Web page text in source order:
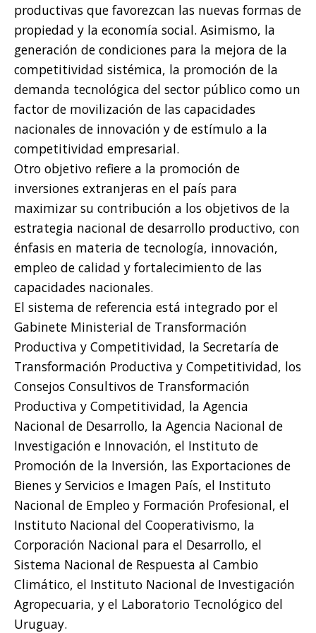
productivas que favorezcan las nuevas formas de
propiedad y la economía social. Asimismo, la
generación de condiciones para la mejora de la
competitividad sistémica, la promoción de la
demanda tecnológica del sector público como un
factor de movilización de las capacidades
nacionales de innovación y de estímulo a la
competitividad empresarial.
Otro objetivo refiere a la promoción de
inversiones extranjeras en el país para
maximizar su contribución a los objetivos de la
estrategia nacional de desarrollo productivo, con
énfasis en materia de tecnología, innovación,
empleo de calidad y fortalecimiento de las
capacidades nacionales.
El sistema de referencia está integrado por el
Gabinete Ministerial de Transformación
Productiva y Competitividad, la Secretaría de
Transformación Productiva y Competitividad, los
Consejos Consultivos de Transformación
Productiva y Competitividad, la Agencia
Nacional de Desarrollo, la Agencia Nacional de
Investigación e Innovación, el Instituto de
Promoción de la Inversión, las Exportaciones de
Bienes y Servicios e Imagen País, el Instituto
Nacional de Empleo y Formación Profesional, el
Instituto Nacional del Cooperativismo, la
Corporación Nacional para el Desarrollo, el
Sistema Nacional de Respuesta al Cambio
Climático, el Instituto Nacional de Investigación
Agropecuaria, y el Laboratorio Tecnológico del
Uruguay.